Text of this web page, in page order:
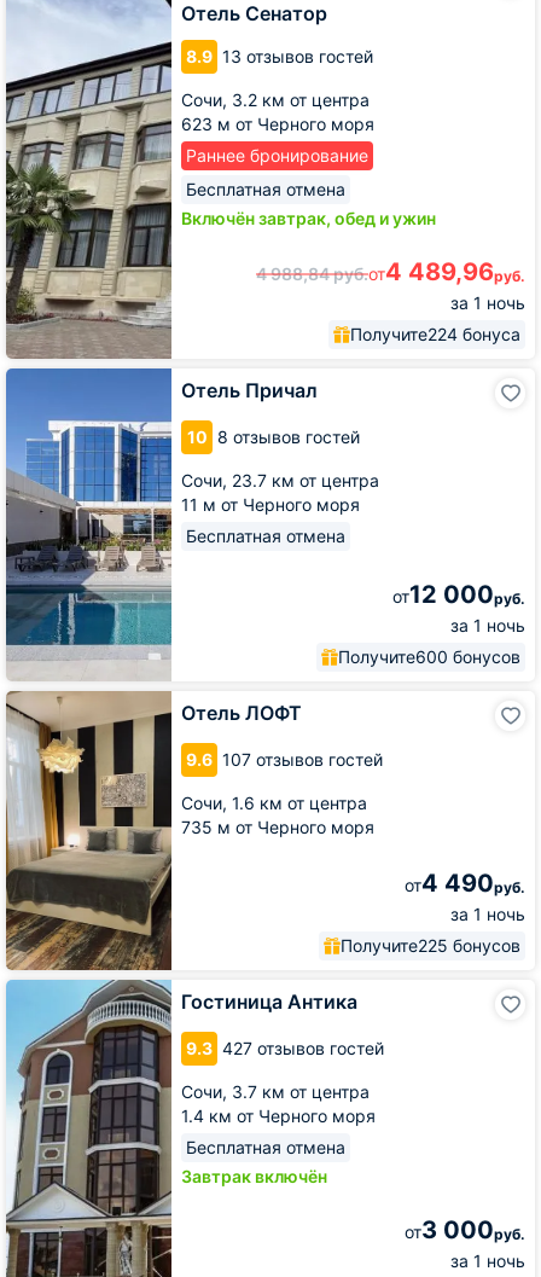
Отель Сенатор
8.9 13 отзывов гостей
Сочи, 3.2 км от центра
623 м от Черного моря
Раннее бронирование
Бесплатная отмена
Включён завтрак, обед и ужин
4 988,84руб.от4 489,96руб.
за 1 ночь
Получите224 бонуса
Отель Причал
10 8 отзывов гостей
Сочи, 23.7 км от центра
11 м от Черного моря
Бесплатная отмена
от12 000руб.
за 1 ночь
Получите600 бонусов
Отель
Отель ЛОФТ
9.6 107 отзывов гостей
Сочи, 1.6 км от центра
735 м от Черного моря
от4 490руб.
за 1 ночь
Получите225 бонусов
Отель
ЛОФТ
Гостиница Антика
9.3 427 отзывов гостей
Сочи, 3.7 км от центра
1.4 км от Черного моря
Бесплатная отмена
Завтрак включён
от3 000руб.
за 1 ночь
Гостиница